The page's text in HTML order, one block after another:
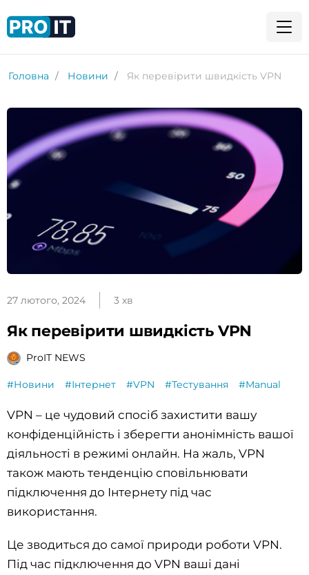
Головна Новини Як перевірити швидкість VPN
27 лютого, 2024 3 хв
Як перевірити швидкість VPN
ProIT NEWS
#Новини #Інтернет #VPN #Тестування #Manual
VPN – це чудовий спосіб захистити вашу
конфіденційність і зберегти анонімність вашої
діяльності в режимі онлайн. На жаль, VPN
також мають тенденцію сповільнювати
підключення до Інтернету під час
використання.
Це зводиться до самої природи роботи VPN.
Під час підключення до VPN ваші дані